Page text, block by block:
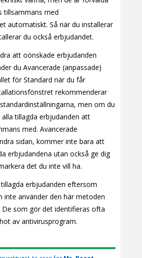
tillsammans med
automatiskt. Så när du installerar
du också erbjudandet.
att oönskade erbjudanden
du Avancerade (anpassade)
för Standard när du får
rekommenderar
men om du
tillagda erbjudanden att
med. Avancerade
sidan, kommer inte bara att
erbjudandena utan också ge dig
det du inte vill ha.
erbjudanden eftersom
inte använder den här metoden
som gör det identifieras ofta
av antivirusprogram.